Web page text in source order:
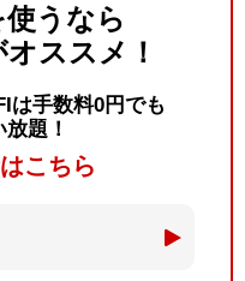
うなら
ススメ！
は手数料0円でも
題！
こちら